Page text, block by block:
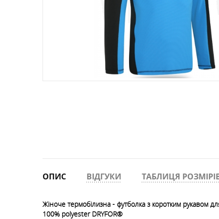
РЮКЗАКИ ФРІРАЙД, СКІТУР
ТЕРМОСИ
ПРОМАЛЬП
КОМПАСИ
ОКУЛЯРИ
ШКАРПЕТКИ
ФРІРАЙД, СКІ-ТУР
ОПИС ВІДГУКИ ТАБЛИЦЯ
Жіноче термобілизна - футболка з коротким рукавом
100% polyester DRYFOR®